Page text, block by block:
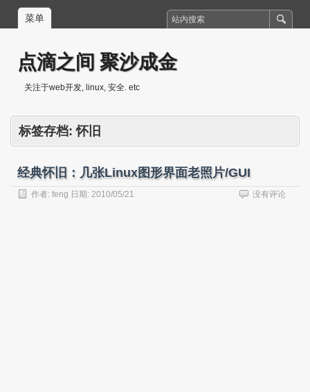
菜单
点滴之间 聚沙成金
关注于web开发, linux, 安全. etc
标签存档:怀旧
经典怀旧：几张Linux图形界面老照片/GUI
作者: feng 日期: 2010/05/21 没有评论